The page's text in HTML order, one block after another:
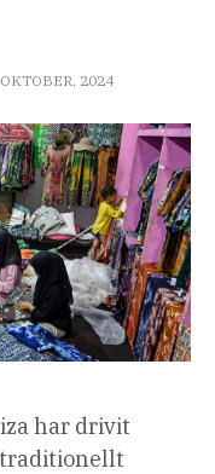
2024
har drivit
traditionellt